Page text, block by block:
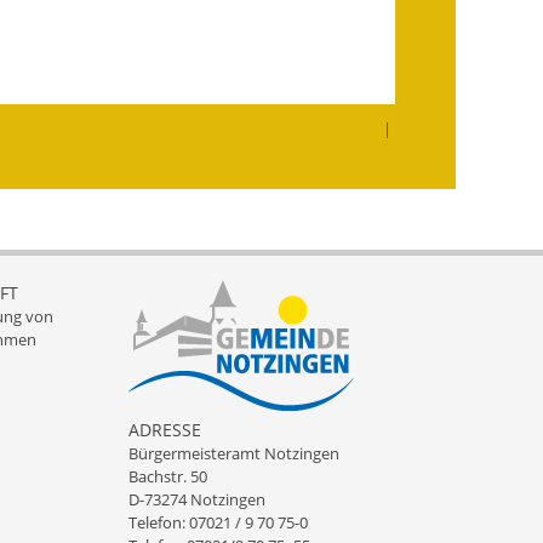
Notfallplanung
Ortsplan
Schadensmeldung
Straßenbau
Landesstraße
Kreisstraße
Umleitungsplan
|
von
ADRESSE
Bürgermeisteramt Notzingen
Bachstr. 50
D-73274 Notzingen
Telefon: 07021 / 9 70 75-0